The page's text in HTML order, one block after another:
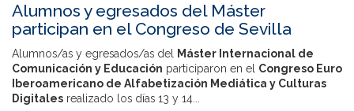
Alumnos y egresados del Máster
participan en el Congreso de Sevilla
Alumnos/as y egresados/as del
Máster Internacional de
Comunicación y Educación participaron en el Congreso Euro
Iberoamericano de Alfabetización Mediática y Culturas
Digitales realizado los días 13 y 14...